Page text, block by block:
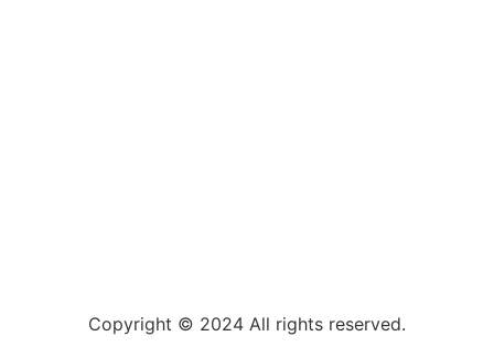
Copyright © 2024 All rights reserved.